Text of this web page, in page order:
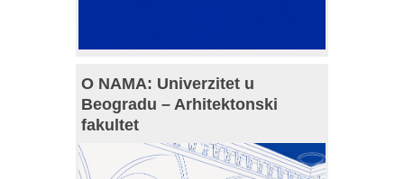
O NAMA: Univerzitet u
Beogradu – Arhitektonski
fakultet